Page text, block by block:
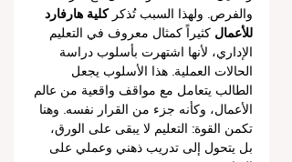
والفرص. ولهذا السبب تُذكر كلية هارفارد
للأعمال كثيراً كمثال معروف في التعليم
الإداري، لأنها اشتهرت بأسلوب دراسة
الحالات العملية. هذا الأسلوب يجعل
الطالب يتعامل مع مواقف واقعية من عالم
الأعمال، وكأنه جزء من القرار نفسه. وهنا
تكمن القوة: التعليم لا يبقى على الورق،
بل يتحول إلى تدريب ذهني وعملي على